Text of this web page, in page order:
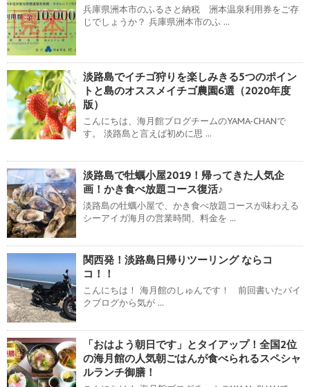
兵庫県洲本市のふるさと納税 洲本温泉利用券をご存
じでしょうか？ 兵庫県洲本市のふ ...
淡路島でイチゴ狩りを楽しみきる5つのポイン
トと島のオススメイチゴ農園6選（2020年度
版）
こんにちは、海月館ブログチームのYAMA-CHANで
す。 淡路島と言えば初めに思 ...
淡路島で牡蠣小屋2019！帰ってきた人気企
画！かき食べ放題コース復活♪
淡路島の牡蠣小屋で、かき食べ放題コースが味わえる
シーアイガ海月の営業時間、料金を ...
関西発！淡路島日帰りツーリング ならコ
コ！！
こんにちは！ 海月館のしゅんです！ 前回書いたバイ
クブログから気が ...
「おはよう朝日です」とタイアップ！全国2位
の海月館の人気朝ごはんが食べられるスペシャ
ルランチ御膳！